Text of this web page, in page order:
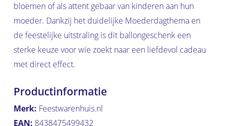
bloemen of als attent gebaar van kinderen aan hun
moeder. Dankzij het duidelijke Moederdagthema en
de feestelijke uitstraling is dit ballongeschenk een
sterke keuze voor wie zoekt naar een liefdevol cadeau
met direct effect.
Productinformatie
Merk: Feestwarenhuis.nl
EAN: 8438475499432